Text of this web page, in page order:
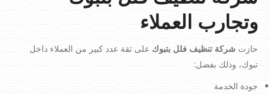
وتجارب العملاء
حازت شركة تنظيف فلل بتبوك على ثقة عدد كبير من العملاء داخل
تبوك، وذلك بفضل:
جودة الخدمة